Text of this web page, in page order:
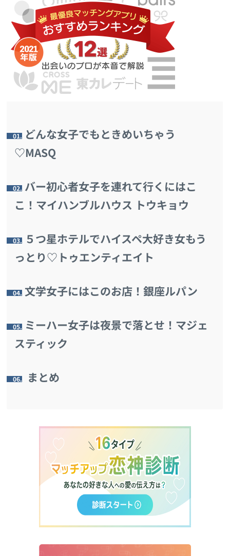
1. どんな女子でもときめいちゃう
♡MASQ
2. バー初心者女子を連れて行くにはこ
こ！マイハンブルハウス トウキョウ
3. ５つ星ホテルでハイスペ大好き女もう
っとり♡トゥエンティエイト
4. 文学女子にはこのお店！銀座ルパン
5. ミーハー女子は夜景で落とせ！マジェ
スティック
6. まとめ